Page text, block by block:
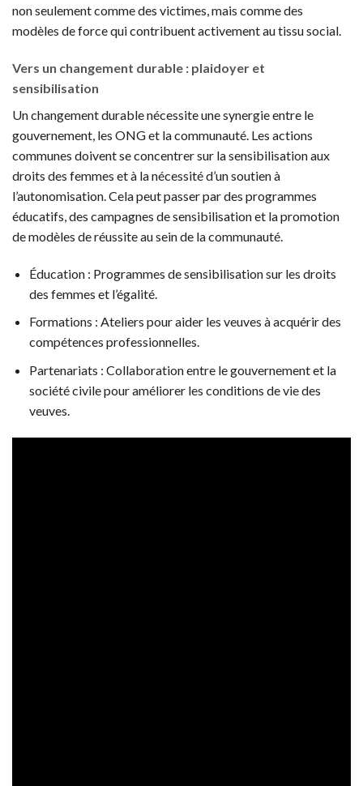
non seulement comme des victimes, mais comme des
modèles de force qui contribuent activement au tissu social.
Vers un changement durable : plaidoyer et
sensibilisation
Un changement durable nécessite une synergie entre le
gouvernement, les ONG et la communauté. Les actions
communes doivent se concentrer sur la sensibilisation aux
droits des femmes et à la nécessité d’un soutien à
l’autonomisation. Cela peut passer par des programmes
éducatifs, des campagnes de sensibilisation et la promotion
de modèles de réussite au sein de la communauté.
Éducation : Programmes de sensibilisation sur les droits
des femmes et l’égalité.
Formations : Ateliers pour aider les veuves à acquérir des
compétences professionnelles.
Partenariats : Collaboration entre le gouvernement et la
société civile pour améliorer les conditions de vie des
veuves.